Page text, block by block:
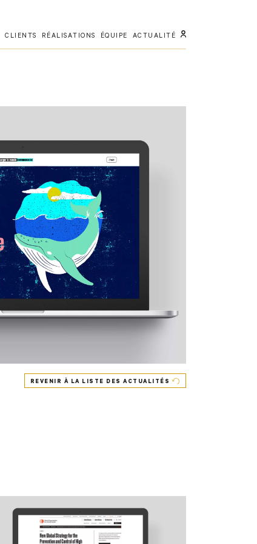
CLIENTS RÉALISATIONS ÉQUIPE ACTUALITÉ
REVENIR À LA LISTE DES ACTUALITÉS